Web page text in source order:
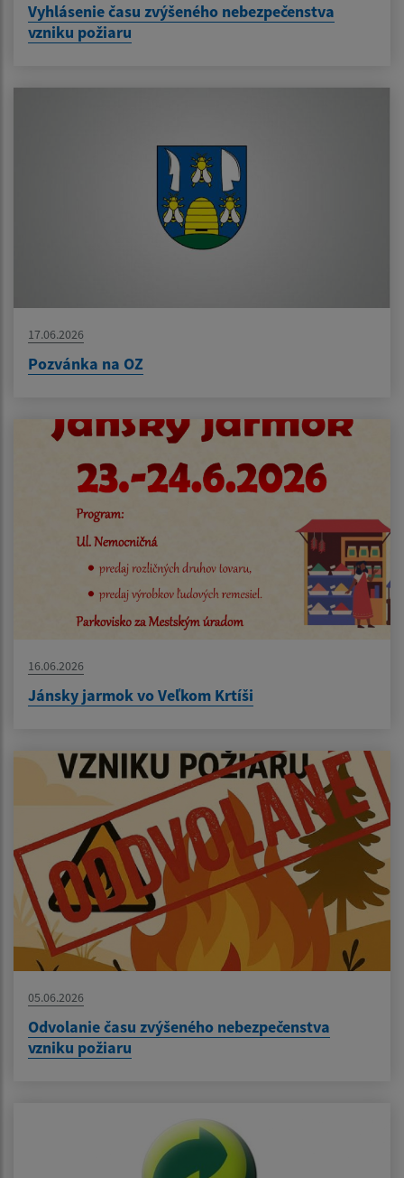
Vyhlásenie času zvýšeného nebezpečenstva
vzniku požiaru
17.06.2026
Pozvánka na OZ
16.06.2026
Jánsky jarmok vo Veľkom Krtíši
05.06.2026
Odvolanie času zvýšeného nebezpečenstva
vzniku požiaru